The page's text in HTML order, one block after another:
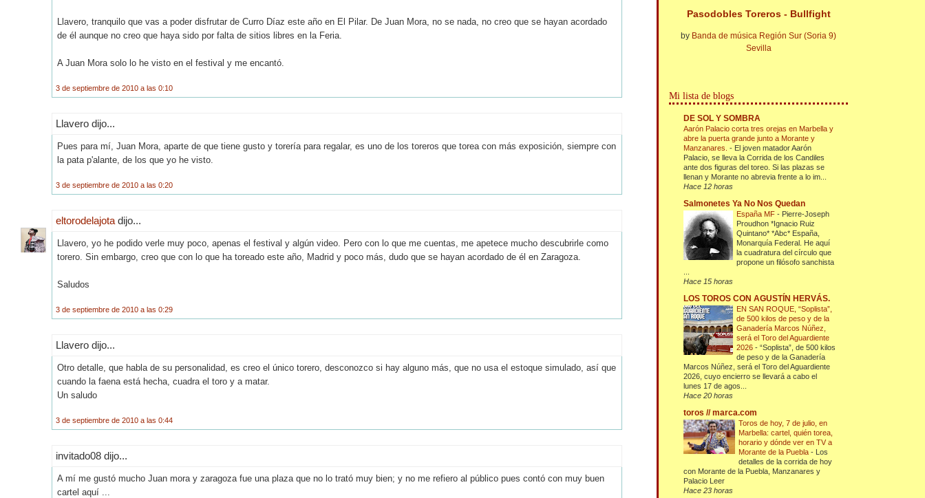
Llavero, tranquilo que vas a poder disfrutar de Curro Díaz este año en El Pilar. De Juan Mora, no se nada, no creo que se hayan acordado
de él aunque no creo que haya sido por falta de sitios libres en la Feria.
A Juan Mora solo lo he visto en el festival y me encantó.
3 de septiembre de 2010 a las 0:10
Llavero dijo...
Pues para mí, Juan Mora, aparte de que tiene gusto y torería para regalar, es uno de los toreros que torea con más exposición, siempre con
la pata p'alante, de los que yo he visto.
3 de septiembre de 2010 a las 0:20
eltorodelajota dijo...
Llavero, yo he podido verle muy poco, apenas el festival y algún video. Pero con lo que me cuentas, me apetece mucho descubrirle como
torero. Sin embargo, creo que con lo que ha toreado este año, Madrid y poco más, dudo que se hayan acordado de él en Zaragoza.
Saludos
3 de septiembre de 2010 a las 0:29
Llavero dijo...
Otro detalle, que habla de su personalidad, es creo el único torero, desconozco si hay alguno más, que no usa el estoque simulado, así que
cuando la faena está hecha, cuadra el toro y a matar.
Un saludo
3 de septiembre de 2010 a las 0:44
invitado08 dijo...
A mí me gustó mucho Juan mora y zaragoza fue una plaza que no lo trató muy bien; y no me refiero al público pues contó con muy buen
cartel aquí ...
Pasodobles Toreros - Bullfight
by Banda de música Región Sur (Soria 9)
Sevilla
Mi lista de blogs
DE SOL Y SOMBRA
Aarón Palacio corta tres orejas en Marbella y
abre la puerta grande junto a Morante y
Manzanares.- El joven matador Aarón
Palacio, se lleva la Corrida de los Candiles
ante dos figuras del toreo. Si las plazas se
llenan y Morante no abrevia frente a lo im...
Hace 12 horas
Salmonetes Ya No Nos Quedan
España MF- Pierre-Joseph
Proudhon *Ignacio Ruiz
Quintano* *Abc* España,
Monarquía Federal. He aquí
la cuadratura del círculo que
propone un filósofo sanchista
Hace 15 horas
LOS TOROS CON AGUSTÍN HERVÁS.
EN SAN ROQUE, “Soplista”,
de 500 kilos de peso y de la
Ganadería Marcos Núñez,
será el Toro del Aguardiente
2026-“Soplista”, de 500 kilos
de peso y de la Ganadería
Marcos Núñez, será el Toro del Aguardiente
2026, cuyo encierro se llevará a cabo el
lunes 17 de agos...
Hace 20 horas
toros // marca.com
Toros de hoy, 7 de julio, en
Marbella: cartel, quién torea,
horario y dónde ver en TV a
Morante de la Puebla- Los
detalles de la corrida de hoy
con Morante de la Puebla, Manzanares y
Palacio Leer
Hace 23 horas